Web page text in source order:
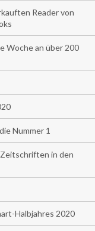
Reader von
Woche an über 200
Nummer 1
in den
Halbjahres 2020